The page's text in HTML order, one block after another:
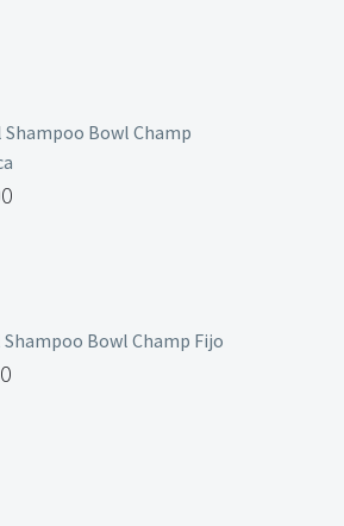
Shampoo Bowl Champ
Bowl Champ Fijo